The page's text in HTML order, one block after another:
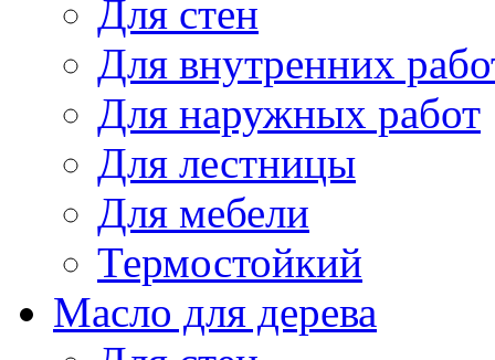
Для стен
Для внутренних
Для наружных работ
Для лестницы
Для мебели
Термостойкий
Масло для дерева